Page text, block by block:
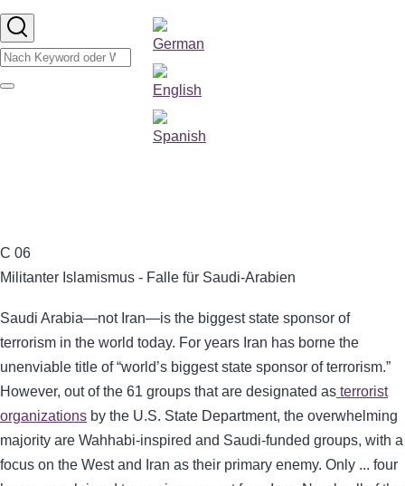
Suche
Suche
Sprachumschalter
C 06
Militanter Islamismus - Falle für Saudi-Arabien
Saudi Arabia—not Iran—is the biggest state sponsor of
terrorism in the world today. For years Iran has borne the
unenviable title of “world’s biggest state sponsor of terrorism.”
However, out of the 61 groups that are designated as terrorist
organizations by the U.S. State Department, the overwhelming
majority are Wahhabi-inspired and Saudi-funded groups, with a
focus on the West and Iran as their primary enemy. Only ... four